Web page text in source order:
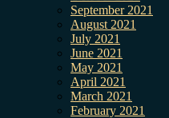
September 2021
August 2021
July 2021
June 2021
May 2021
April 2021
March 2021
February 2021